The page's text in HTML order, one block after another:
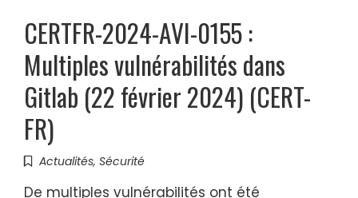
CERTFR-2024-AVI-0155 :
Multiples vulnérabilités dans
Gitlab (22 février 2024) (CERT-
FR)
Actualités, Sécurité
De multiples vulnérabilités ont été